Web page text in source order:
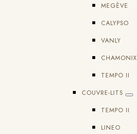
MEGÈVE
CALYPSO
VANLY
CHAMONIX
TEMPO II
COUVRE-LITS
TEMPO II
LINEO